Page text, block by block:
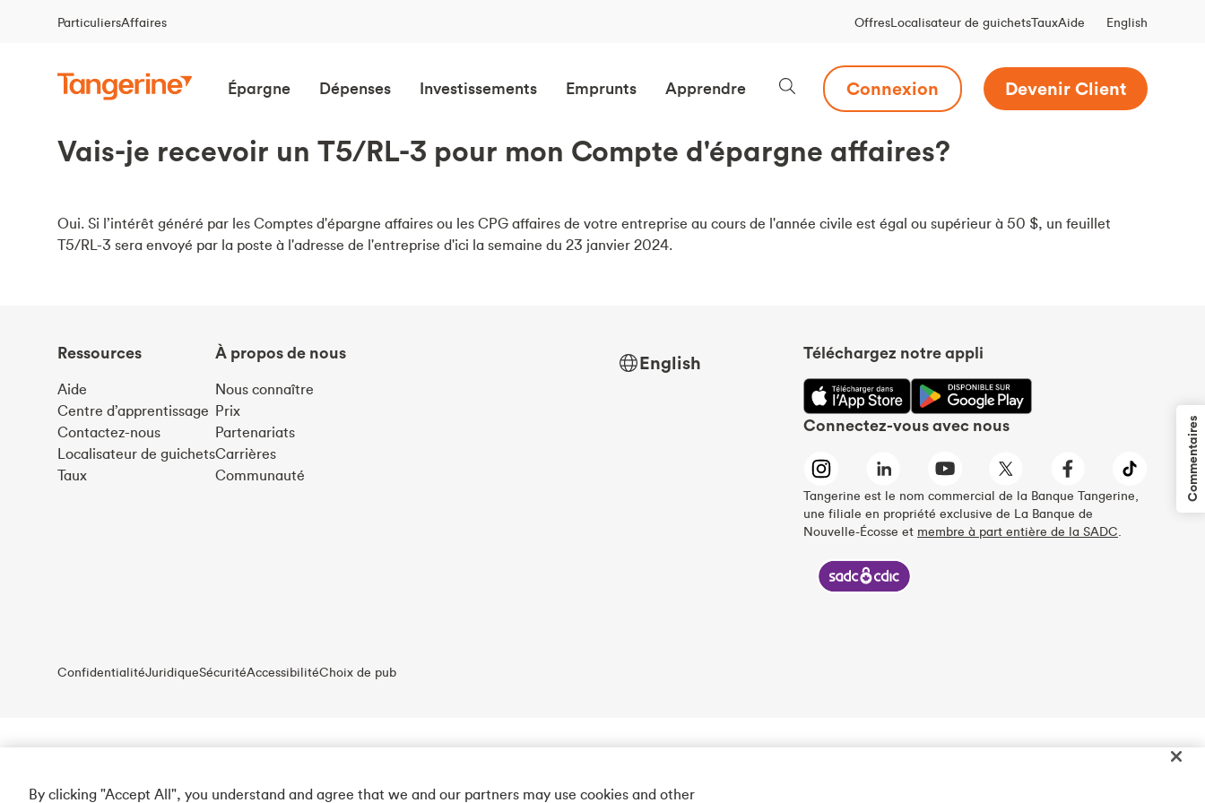
ParticuliersAffaires OffresLocalisateur de guichetsTauxAide English
Épargne Dépenses Investissements Emprunts Apprendre Connexion Devenir Client
Vais-je recevoir un T5/RL-3 pour mon Compte d'épargne affaires?
Oui. Si l’intérêt généré par les Comptes d'épargne affaires ou les CPG affaires de votre entreprise au cours de l'année civile est égal ou supérieur à 50 $, un feuillet
T5/RL-3 sera envoyé par la poste à l'adresse de l'entreprise d'ici la semaine du 23 janvier 2024.
Ressources
Aide
Centre d’apprentissage
Contactez-nous
Localisateur de guichets
Taux
À propos de nous
Nous connaître
Prix
Partenariats
Carrières
Communauté
English Téléchargez notre appli
Connectez-vous avec nous
Tangerine est le nom commercial de la Banque Tangerine,
une filiale en propriété exclusive de La Banque de
Nouvelle-Écosse et membre à part entière de la SADC.
ConfidentialitéJuridiqueSécuritéAccessibilitéChoix de pub
Commentaires
By clicking "Accept All", you understand and agree that we and our partners may use cookies and other